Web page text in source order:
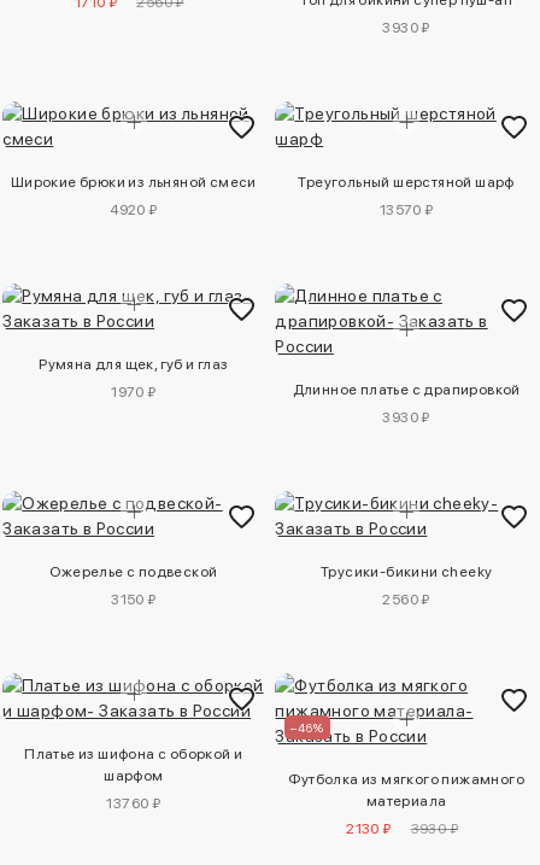
3930 ₽
Широкие брюки из льняной смеси
4920 ₽
Треугольный шерстяной шарф
13570 ₽
Румяна для щек, губ и глаз
1970 ₽
Длинное платье с драпировкой
3930 ₽
Ожерелье с подвеской
3150 ₽
Трусики-бикини cheeky
2560 ₽
Платье из шифона с оборкой и
шарфом
13760 ₽
–46%
Футболка из мягкого пижамного
материала
2130 ₽
3930 ₽